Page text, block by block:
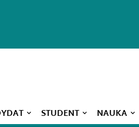
STUDENT NAUKA